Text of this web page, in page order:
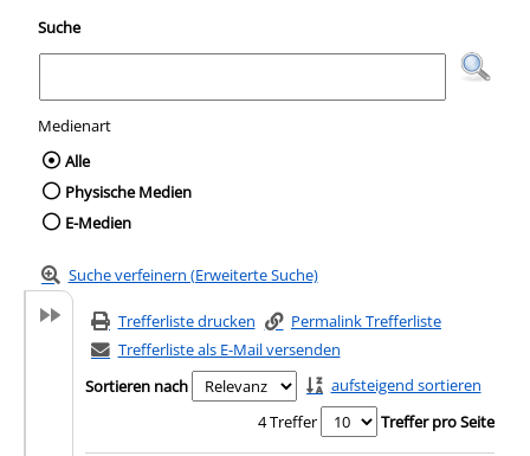
Suche
Medienart
Wählen Sie die Medienart nach der Sie
Alle
Physische Medien
E-Medien
Suche verfeinern (Erweiterte Suche)
Trefferliste drucken
Permalink Trefferliste
Trefferliste als E-Mail versenden
Sortieren nach
aufsteigend sortieren
4 Treffer
Treffer pro Seite